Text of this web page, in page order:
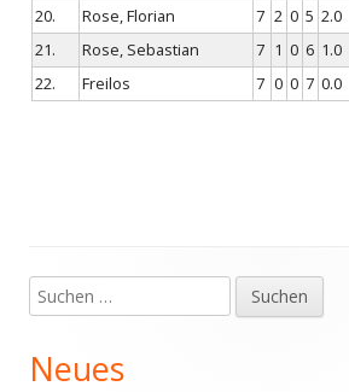
20.
Rose, Florian 7 2 0 5 2.0
21.
Rose, Sebastian 7 1 0 6 1.0
22.
Freilos 7 0 0 7 0.0
Haupt-
Seitenleiste
Suchen
nach:
Neues